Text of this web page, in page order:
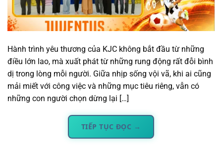
Hành trình yêu thương của KJC không bắt đầu từ những
điều lớn lao, mà xuất phát từ những rung động rất đỗi bình
dị trong lòng mỗi người. Giữa nhịp sống vội vã, khi ai cũng
mải miết với công việc và những mục tiêu riêng, vẫn có
những con người chọn dừng lại […]
TIẾP TỤC ĐỌC →